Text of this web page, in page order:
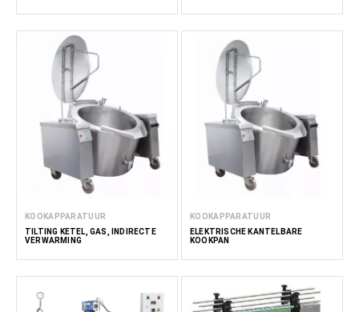
KOOKAPPARATUUR
TILTING KETEL, GAS, INDIRECTE
VERWARMING
KOOKAPPARATUUR
ELEKTRISCHE KANTELBARE
KOOKPAN